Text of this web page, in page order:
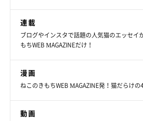
ねね子ちゃんたちの日常はイ
ク♪
連載
ブログやインスタで話題の人気猫のエッセイ
もちWEB MAGAZINEだけ！
漫画
ねこのきもちWEB MAGAZINE発！猫だらけ
動画